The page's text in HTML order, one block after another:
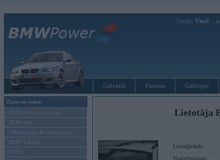
Sveiks, Viesi!
Galvenā Forums Galerijas
Ziņas un raksti
BMW modeļu jaunumi
BMW testi
Tehnoloģijas & sasniegumi
BMW Latvijā
MINI
Lietotāja
Lietotājvārds: